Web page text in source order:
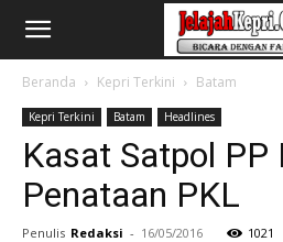
Beranda Kepri Terkini Batam
Kepri Terkini Batam Headlines
Kasat Satpol PP
Penataan PKL
Penulis Redaksi - 16/05/2016 1021